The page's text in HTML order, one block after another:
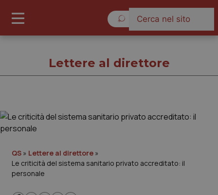
Governo e Parlamento
Regioni e Asl
Lettere al direttore
QS » Lettere al direttore »
Le criticità del sistema sanitario privato accreditato: il
personale